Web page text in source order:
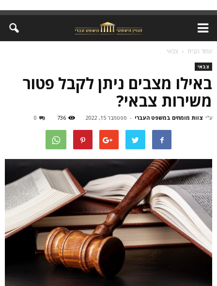
עמוד הבית צבאי
צבאי
באילו מצבים ניתן לקבל פטור
משירות צבאי?
ע"י צוות מומחים במשפט העברי - ספטמבר 15, 2022 736
0